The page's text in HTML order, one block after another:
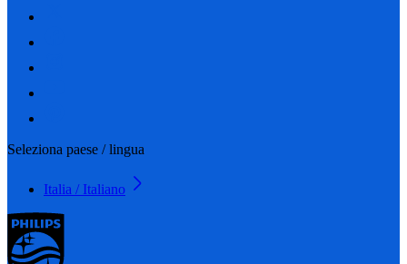
Seleziona paese / lingua
Italia / Italiano